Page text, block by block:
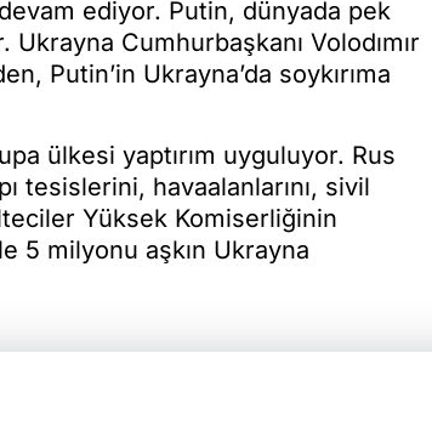
ediyor. Putin, dünyada pek
Cumhurbaşkanı Volodımır
Putin’in Ukrayna’da soykırıma
ülkesi yaptırım uyguluyor. Rus
tesislerini, havaalanlarını, sivil
Yüksek Komiserliğinin
5 milyonu aşkın Ukrayna